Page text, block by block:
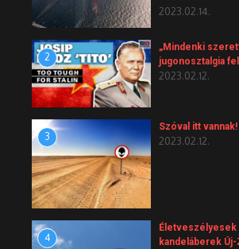
2023.02.14.
2
„Mindenki
jugonosztalgia
2023.02.12.
3
Szóval itt vannak!
2023.02.12.
4
Életveszélyesek
kandeláberek